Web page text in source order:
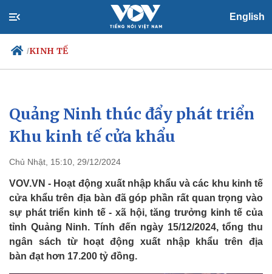
English
/KINH TẾ
Chính trị
Đảng
Tổ chức nhân sự
Nhận diện sự thật
Xã hội
Tin 24h
Dự báo thời tiết
Việc làm
Biển đảo
Quảng Ninh thúc đẩy phát triển
Khu kinh tế cửa khẩu
Chủ Nhật, 15:10, 29/12/2024
VOV.VN - Hoạt động xuất nhập khẩu và các khu kinh tế
cửa khẩu trên địa bàn đã góp phần rất quan trọng vào
sự phát triển kinh tế - xã hội, tăng trưởng kinh tế của
tỉnh Quảng Ninh. Tính đến ngày 15/12/2024, tổng thu
ngân sách từ hoạt động xuất nhập khẩu trên địa
bàn đạt hơn 17.200 tỷ đồng.